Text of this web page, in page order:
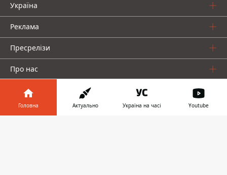
Україна
Реклама
Пресрелізи
Про нас
Головна Актуально Україна на часі Youtube